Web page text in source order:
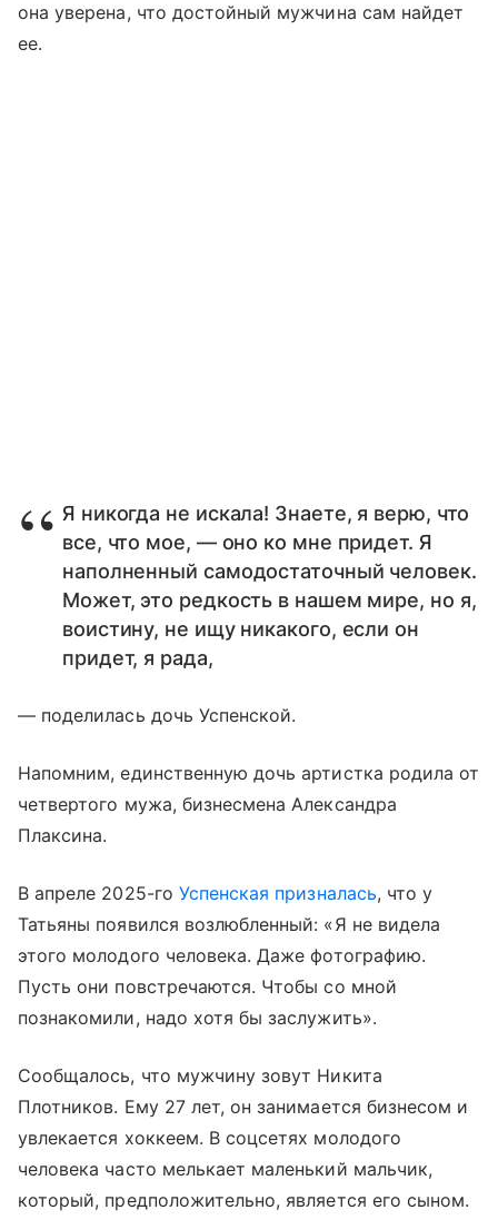
она уверена, что достойный мужчина сам найдет
ее.
Я никогда не искала! Знаете, я верю, что
все, что мое, — оно ко мне придет. Я
наполненный самодостаточный человек.
Может, это редкость в нашем мире, но я,
воистину, не ищу никакого, если он
придет, я рада,
— поделилась дочь Успенской.
Напомним, единственную дочь артистка родила от
четвертого мужа, бизнесмена Александра
Плаксина.
В апреле 2025-го Успенская призналась, что у
Татьяны появился возлюбленный: «Я не видела
этого молодого человека. Даже фотографию.
Пусть они повстречаются. Чтобы со мной
познакомили, надо хотя бы заслужить».
Сообщалось, что мужчину зовут Никита
Плотников. Ему 27 лет, он занимается бизнесом и
увлекается хоккеем. В соцсетях молодого
человека часто мелькает маленький мальчик,
который, предположительно, является его сыном.